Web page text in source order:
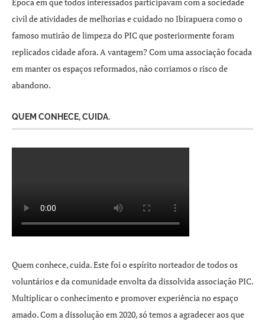
civil de atividades de melhorias e cuidado no Ibirapuera como o
famoso mutirão de limpeza do PIC que posteriormente foram
replicados cidade afora. A vantagem? Com uma associação focada
em manter os espaços reformados, não corriamos o risco de
abandono.
QUEM CONHECE, CUIDA.
Quem conhece, cuida. Este foi o espírito norteador de todos os
voluntários e da comunidade envolta da dissolvida associação PIC.
Multiplicar o conhecimento e promover experiência no espaço
amado. Com a dissolução em 2020, só temos a agradecer aos que